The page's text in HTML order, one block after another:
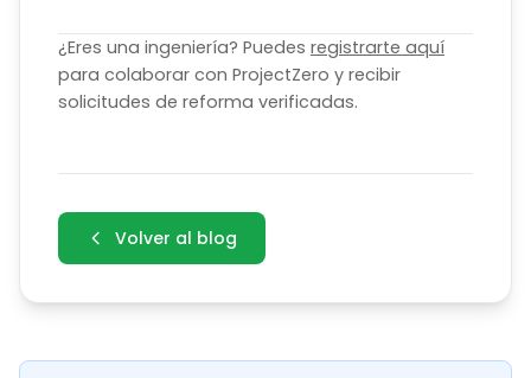
¿Eres una ingeniería? Puedes registrarte aquí
para colaborar con ProjectZero y recibir
solicitudes de reforma verificadas.
Volver al blog